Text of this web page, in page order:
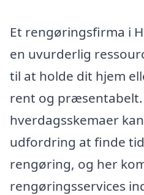
Et rengøringsfirma i
en uvurderlig
til at holde dit hjem
rent og
hverdagsskemaer
udfordring at finde
rengøring, og her
rengøringsservices